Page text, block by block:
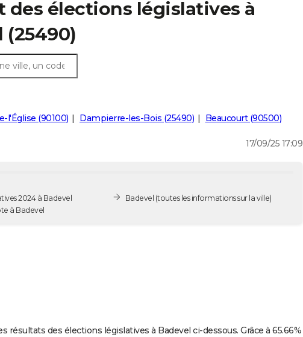
des élections législatives à
(25490)
l'Église (90100) Dampierre-les-Bois (25490) Beaucourt (90500)
17/09/25 17:09
2024 à Badevel
Bureaux de vote à Badevel
Badevel (toutes les informations sur la ville)
résultats des élections législatives à Badevel ci-dessous. Grâce à 65.66%